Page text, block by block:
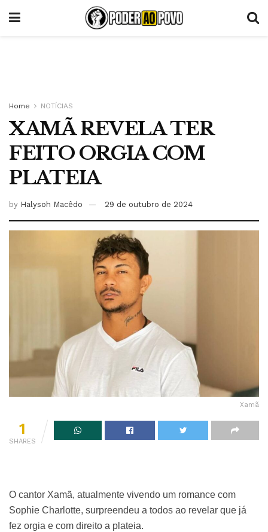
Home NOTÍCIAS
XAMÃ REVELA TER
FEITO ORGIA COM
PLATEIA
by Halysoh Macêdo 29 de outubro de 2024
Xamã
1
SHARES
O cantor Xamã, atualmente vivendo um romance com
Sophie Charlotte, surpreendeu a todos ao revelar que já
fez orgia e com direito a plateia.